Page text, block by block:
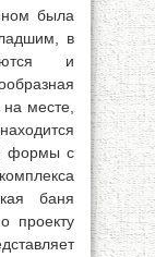
была
в
и
месте,
формы с
баня
проекту